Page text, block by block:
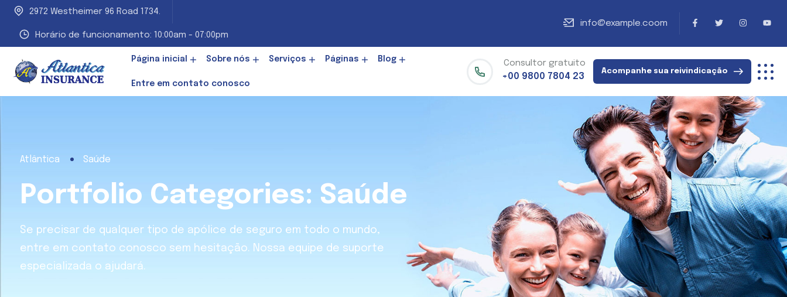
2972 Westheimer 96 Road 1734.
Horário de funcionamento: 10:00am - 07:00pm
info@example.coom
Página inicial Sobre nós Serviços Páginas Blog
Entre em contato conosco
Consultor gratuito
+00 9800 7804 23 Acompanhe sua reivindicação
Atlântica Saúde
Portfolio Categories: Saúde
Se precisar de qualquer tipo de apólice de seguro em todo o mundo,
entre em contato conosco sem hesitação. Nossa equipe de suporte
especializada o ajudará.